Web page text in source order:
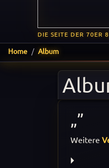
DIE SEITE DER 70ER
Home Album
Weitere